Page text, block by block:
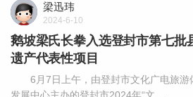
梁迅玮
2024-6-10
鹅坡梁氏长拳入选登封市第七批
遗产代表性项目
6月7日上午，由登封市文化广电旅游